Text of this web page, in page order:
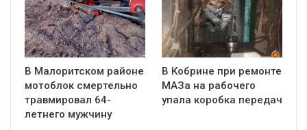
В Малоритском районе
мотоблок смертельно
травмировал 64-
летнего мужчину
В Кобрине при ремонте
МАЗа на рабочего
упала коробка передач